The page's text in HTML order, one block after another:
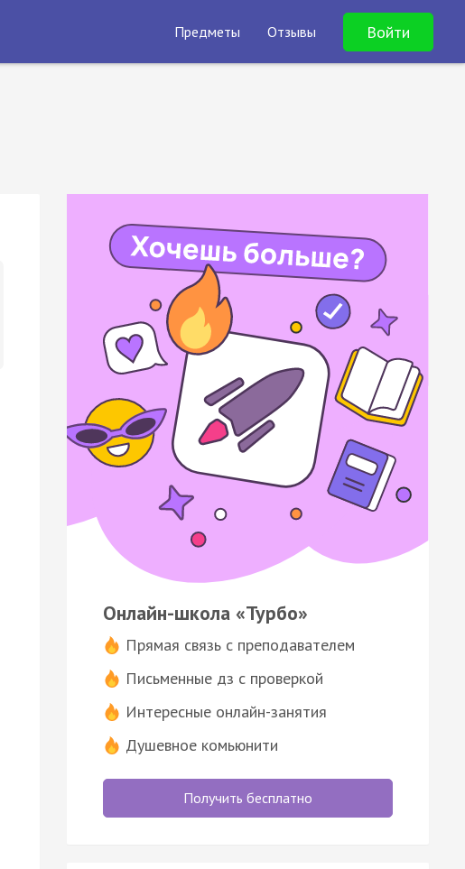
Предметы Отзывы Войти
Онлайн-школа «Турбо»
Прямая связь с преподавателем
Письменные дз с проверкой
Интересные онлайн-занятия
Душевное комьюнити
Получить бесплатно